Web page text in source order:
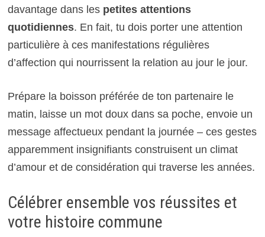
davantage dans les petites attentions
quotidiennes. En fait, tu dois porter une attention
particulière à ces manifestations régulières
d’affection qui nourrissent la relation au jour le jour.
Prépare la boisson préférée de ton partenaire le
matin, laisse un mot doux dans sa poche, envoie un
message affectueux pendant la journée – ces gestes
apparemment insignifiants construisent un climat
d’amour et de considération qui traverse les années.
Célébrer ensemble vos réussites et
votre histoire commune